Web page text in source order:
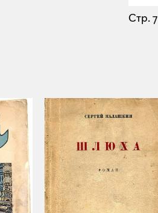
Стр. 7